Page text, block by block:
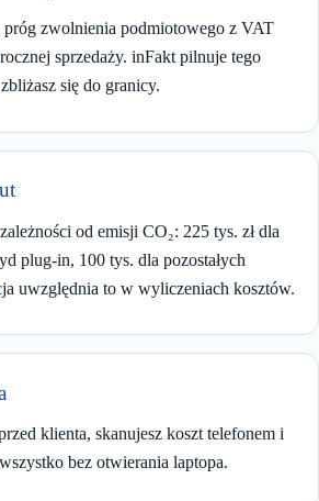
próg zwolnienia podmiotowego z VAT
sprzedaży. inFakt pilnuje tego
się do granicy.
od emisji CO₂: 225 tys. zł dla
plug-in, 100 tys. dla pozostałych
uwzględnia to w wyliczeniach kosztów.
klienta, skanujesz koszt telefonem i
bez otwierania laptopa.